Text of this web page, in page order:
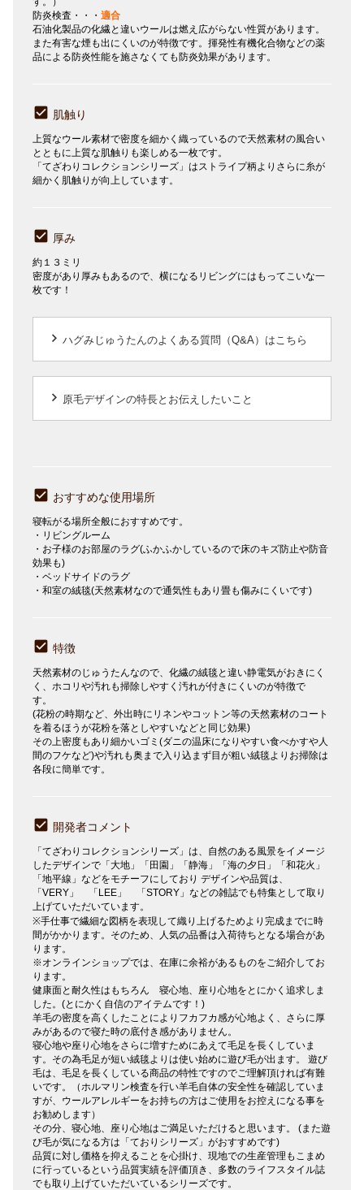
防炎検査・・・ 適合
石油化製品の化繊と違いウールは燃え広がらない性質があります。
また有害な煙も出にくいのが特徴です。揮発性有機化合物などの薬
品による防炎性能を施さなくても防炎効果があります。
肌触り
上質なウール素材で密度を細かく織っているので天然素材の風合い
とともに上質な肌触りも楽しめる一枚です。
「てざわりコレクションシリーズ」はストライプ柄よりさらに糸が
細かく肌触りが向上しています。
厚み
約１３ミリ
密度があり厚みもあるので、横になるリビングにはもってこいな一
枚です！
keyboard_arrow_right ハグみじゅうたんのよくある質問（Q&A）はこちら
keyboard_arrow_right 原毛デザインの特長とお伝えしたいこと
おすすめな使用場所
寝転がる場所全般におすすめです。
・リビングルーム
・お子様のお部屋のラグ(ふかふかしているので床のキズ防止や防音
効果も)
・ベッドサイドのラグ
・和室の絨毯(天然素材なので通気性もあり畳も傷みにくいです)
特徴
天然素材のじゅうたんなので、化繊の絨毯と違い静電気がおきにく
く、ホコリや汚れも掃除しやすく汚れが付きにくいのが特徴で
す。
(花粉の時期など、外出時にリネンやコットン等の天然素材のコート
を着るほうが花粉を落としやすいなどと同じ効果)
その上密度もあり細かいゴミ(ダニの温床になりやすい食べかすや人
間のフケなど)や汚れも奥まで入り込まず目が粗い絨毯よりお掃除は
各段に簡単です。
開発者コメント
「てざわりコレクションシリーズ」は、自然のある風景をイメージ
したデザインで「大地」「田園」「静海」「海の夕日」「和花火」
「地平線」などをモチーフにしており デザインや品質は、
「VERY」 「LEE」 「STORY」などの雑誌でも特集として取り
上げていただいています。
※手仕事で繊細な図柄を表現して織り上げるためより完成までに時
間がかかります。そのため、人気の品番は入荷待ちとなる場合があ
ります。
※オンラインショップでは、在庫に余裕があるものをご紹介してお
ります。
健康面と耐久性はもちろん 寝心地、座り心地をとにかく追求しま
した。(とにかく自信のアイテムです！)
羊毛の密度を高くしたことによりフカフカ感が心地よく、さらに厚
みがあるので寝た時の底付き感がありません。
寝心地や座り心地をさらに増すためにあえて毛足を長くしていま
す。その為毛足が短い絨毯よりは使い始めに遊び毛が出ます。 遊び
毛は、毛足を長くしている商品の特性ですのでご理解頂ければ有難
いです。（ホルマリン検査を行い羊毛自体の安全性を確認していま
すが、ウールアレルギーをお持ちの方はご使用をお控えになる事を
お勧めします）
その分、寝心地、座り心地はご満足いただけると思います。 (また遊
び毛が気になる方は「ておりシリーズ」がおすすめです)
品質に対し価格を抑えることを心掛け、現地での生産管理もこまめ
に行っているという品質実績を評価頂き、多数のライフスタイル誌
でも取り上げていただいているシリーズです。